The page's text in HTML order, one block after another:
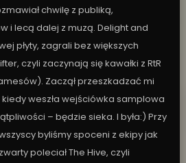
chwilę z publiką,
i lecą dalej z muzą. Delight and
płyty, zagrali bez większych
czyli zaczynają się kawałki z RtR
Zaczął przeszkadzać mi
weszła wejściówka samplowa
– będzie sieka. I była:) Przy
byliśmy spoceni z ekipy jak
poleciał The Hive, czyli